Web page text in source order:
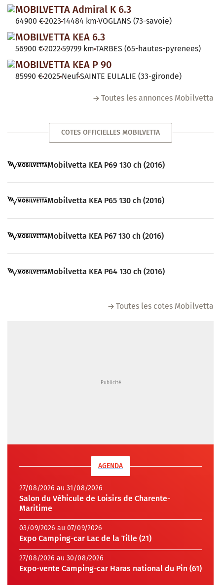
MOBILVETTA Admiral K 6.3
64900 €2023 14484 km VOGLANS (73-savoie)
MOBILVETTA KEA 6.3
56900 €2022 59799 km TARBES (65-hautes-pyrenees)
MOBILVETTA KEA P 90
85990 €2025 NeufSAINTE EULALIE (33-gironde)
Toutes les annonces Mobilvetta
COTES OFFICIELLES MOBILVETTA
Mobilvetta KEA P69 130 ch (2016)
Mobilvetta KEA P65 130 ch (2016)
Mobilvetta KEA P67 130 ch (2016)
Mobilvetta KEA P64 130 ch (2016)
Toutes les cotes Mobilvetta
AGENDA
27/08/2026 au 31/08/2026
Salon du Véhicule de Loisirs de Charente-
Maritime
03/09/2026 au 07/09/2026
Expo Camping-car Lac de la Tille (21)
27/08/2026 au 30/08/2026
Expo-vente Camping-car Haras national du Pin (61)